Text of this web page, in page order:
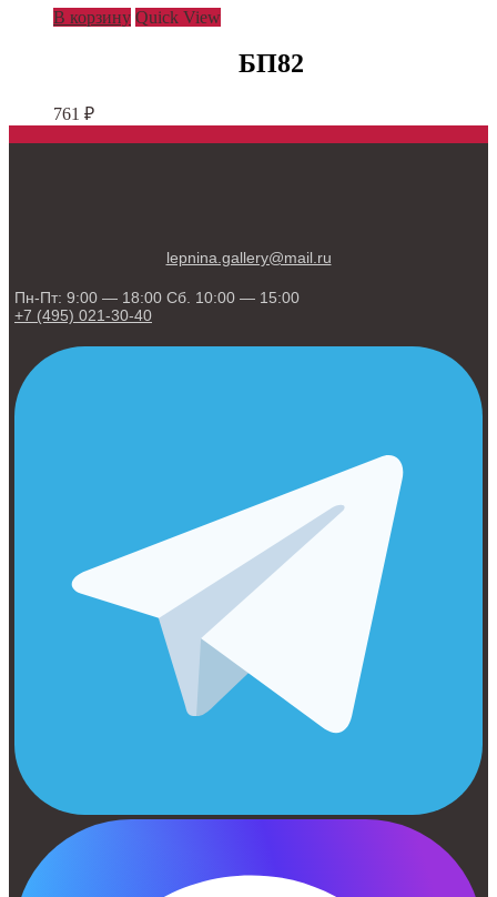
В корзину Quick View
БП82
761 ₽
lepnina.gallery@mail.ru
Пн-Пт: 9:00 — 18:00 Сб. 10:00 — 15:00
+7 (495) 021-30-40